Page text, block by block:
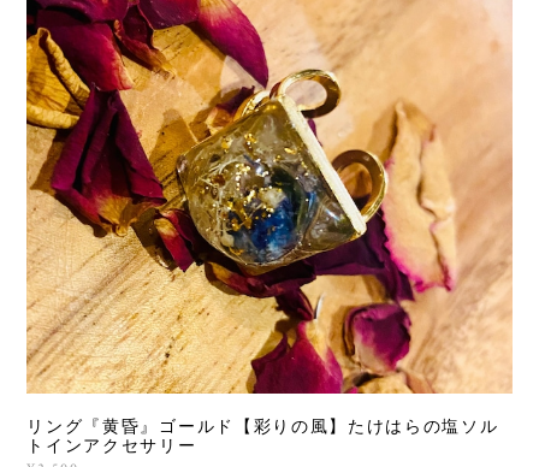
リング『黄昏』ゴールド【彩りの風】たけはらの塩ソル
トインアクセサリー